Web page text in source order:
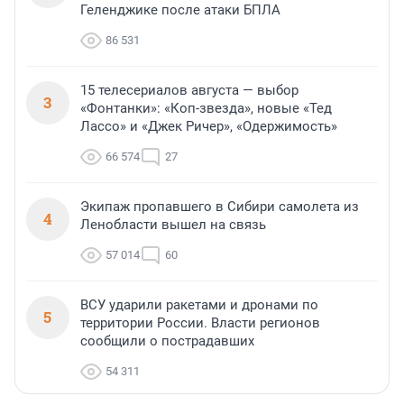
Геленджике после атаки БПЛА
86 531
3
15 телесериалов августа — выбор
«Фонтанки»: «Коп-звезда», новые «Тед
Лассо» и «Джек Ричер», «Одержимость»
66 574 27
4
Экипаж пропавшего в Сибири самолета из
Ленобласти вышел на связь
57 014 60
5
ВСУ ударили ракетами и дронами по
территории России. Власти регионов
сообщили о пострадавших
54 311